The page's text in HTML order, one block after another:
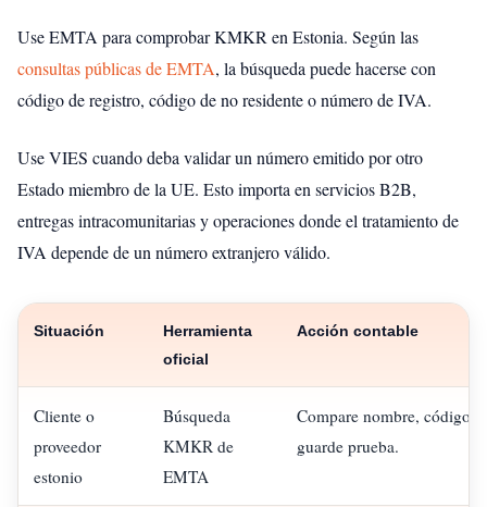
Use EMTA para comprobar KMKR en Estonia. Según las
consultas públicas de EMTA, la búsqueda puede hacerse con
código de registro, código de no residente o número de IVA.
Use VIES cuando deba validar un número emitido por otro
Estado miembro de la UE. Esto importa en servicios B2B,
entregas intracomunitarias y operaciones donde el tratamiento de
IVA depende de un número extranjero válido.
Situación
Herramienta
oficial
Acción contable
Cliente o
proveedor
estonio
Búsqueda
KMKR de
EMTA
Compare nombre, código,
guarde prueba.